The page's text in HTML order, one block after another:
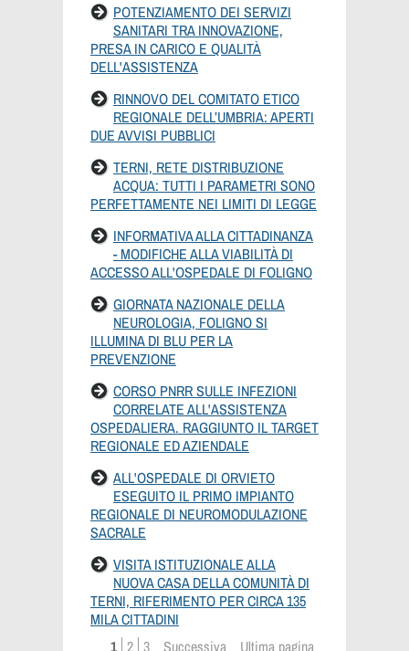
POTENZIAMENTO DEI SERVIZI
SANITARI TRA INNOVAZIONE,
PRESA IN CARICO E QUALITÀ
DELL'ASSISTENZA
RINNOVO DEL COMITATO ETICO
REGIONALE DELL’UMBRIA: APERTI
DUE AVVISI PUBBLICI
TERNI, RETE DISTRIBUZIONE
ACQUA: TUTTI I PARAMETRI SONO
PERFETTAMENTE NEI LIMITI DI LEGGE
INFORMATIVA ALLA CITTADINANZA
- MODIFICHE ALLA VIABILITÀ DI
ACCESSO ALL'OSPEDALE DI FOLIGNO
GIORNATA NAZIONALE DELLA
NEUROLOGIA, FOLIGNO SI
ILLUMINA DI BLU PER LA
PREVENZIONE
CORSO PNRR SULLE INFEZIONI
CORRELATE ALL'ASSISTENZA
OSPEDALIERA. RAGGIUNTO IL TARGET
REGIONALE ED AZIENDALE
ALL'OSPEDALE DI ORVIETO
ESEGUITO IL PRIMO IMPIANTO
REGIONALE DI NEUROMODULAZIONE
SACRALE
VISITA ISTITUZIONALE ALLA
NUOVA CASA DELLA COMUNITÀ DI
TERNI, RIFERIMENTO PER CIRCA 135
MILA CITTADINI
1 2 3 Successiva Ultima pagina